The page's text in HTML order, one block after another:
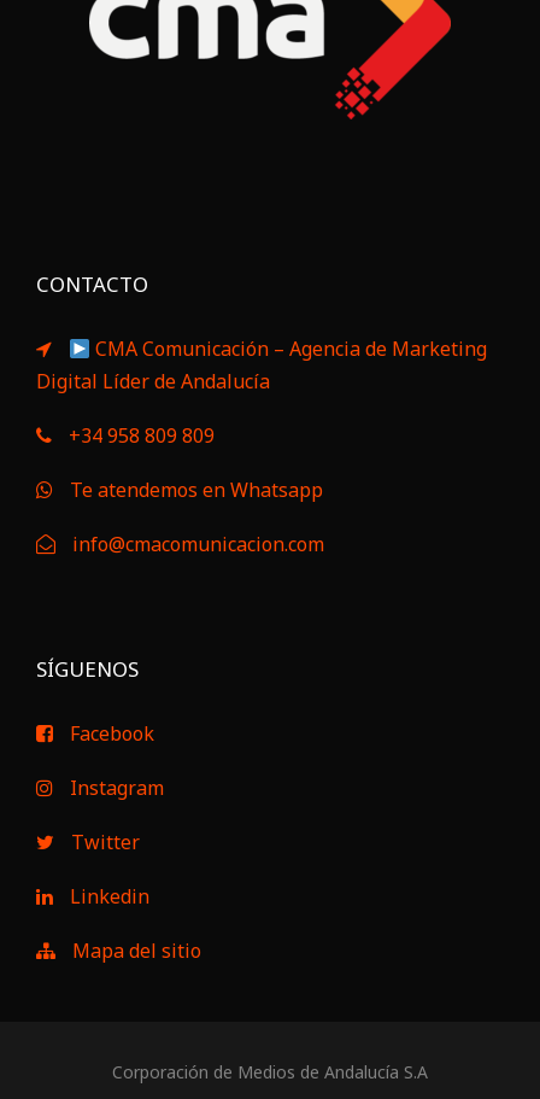
CONTACTO
CMA Comunicación – Agencia de Marketing
Digital Líder de Andalucía
+34 958 809 809
Te atendemos en Whatsapp
info@cmacomunicacion.com
SÍGUENOS
Facebook
Instagram
Twitter
Linkedin
Mapa del sitio
Corporación de Medios de Andalucía S.A